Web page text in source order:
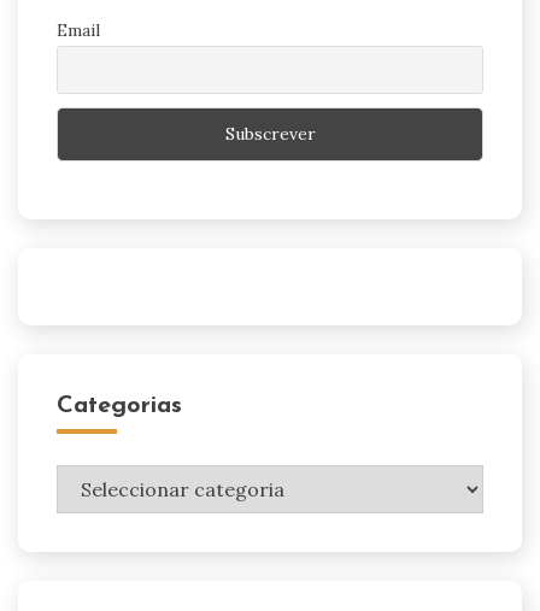
Email
Categorias
Categorias